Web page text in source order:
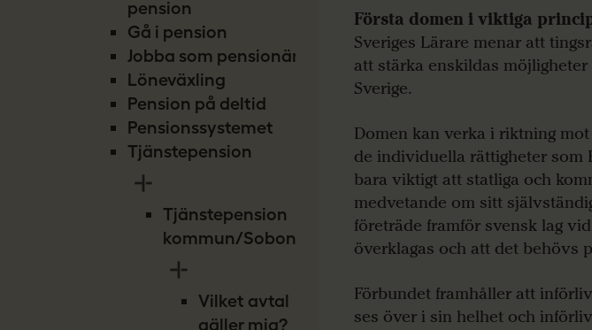
pension
Gå i pension
Jobba som pensionär
Löneväxling
Pension på deltid
Pensionssystemet
Tjänstepension
Tjänstepension
kommun/Sobona
Vilket avtal
gäller mig?
Första domen i viktiga
Sveriges Lärare menar att
att stärka enskildas
Sverige.
Domen kan verka i riktning
de individuella rättigheter som
bara viktigt att statliga och
medvetande om sitt
företräde framför svensk lag
överklagas och att det behövs
Förbundet framhåller att
ses över i sin helhet och